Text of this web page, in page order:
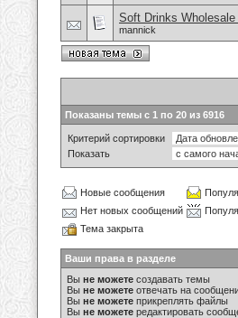
Soft Drinks
mannick
Показаны темы с 1 по 20 из 6916
Критерий сортировки
Показать
Новые сообщения
Нет новых сообщений
Тема закрыта
Ваши права в разделе
Вы не можете создавать темы
Вы не можете отвечать на
Вы не можете прикреплять файлы
Вы не можете редактировать